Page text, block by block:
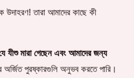
তারা আমাদের কাছে কী
যীশু মারা গেছেন এবং আমাদের জন্য
পুরষ্কারগুলি অনুভব করতে পারি।